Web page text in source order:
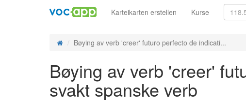
Karteikarten erstellen Kurse
Bøying av verb 'creer' futuro perfecto de indicati...
Bøying av verb 'creer'
svakt spanske verb